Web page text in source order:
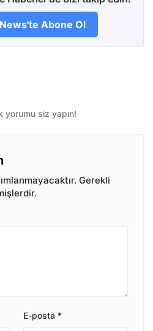
Abone Ol
yorumu siz yapın!
Gerekli
E-posta *